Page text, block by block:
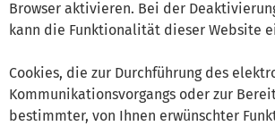
Browser aktivieren. Bei der
kann die Funktionalität dieser Website
Cookies, die zur Durchführung des
Kommunikationsvorgangs oder zur
bestimmter, von Ihnen erwünschter